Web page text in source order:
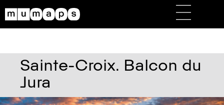
Sainte-Croix. Balcon du
Jura